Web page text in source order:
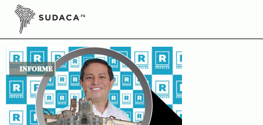
Skip
contentLa victoria